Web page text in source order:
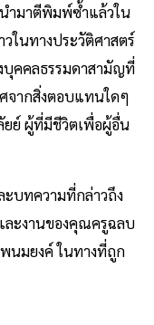
ำมาตีพิมพ์ซ้ำแล้วใน
วในทางประวัติศาสตร์
บุคคลธรรมดาสามัญที่
จากสิ่งตอบแทนใดๆ
ย์ ผู้ที่มีชีวิตเพื่อผู้อื่น
บทความที่กล่าวถึง
ละงานของคุณครูฉลบ
นมยงค์ ในทางที่ถูก